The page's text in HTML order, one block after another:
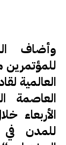
وأضاف
العالمية
العاصمة
الأربعاء
للمدن